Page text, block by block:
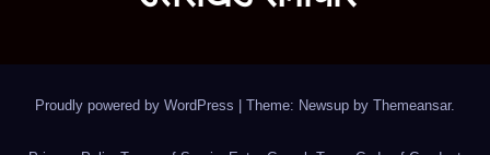
Proudly powered by WordPress Theme: Newsup by Themeansar.